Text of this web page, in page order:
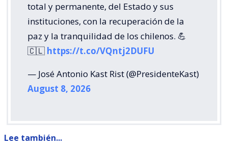
total y permanente, del Estado y sus
instituciones, con la recuperación de la
paz y la tranquilidad de los chilenos. 💪
🇨🇱 https://t.co/VQntj2DUFU
— José Antonio Kast Rist (@PresidenteKast)
August 8, 2026
Lee también...